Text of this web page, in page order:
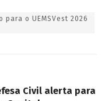
o UEMSVest 2026
Civil alerta para